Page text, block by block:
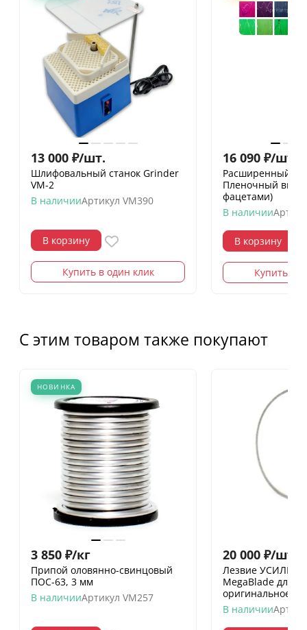
13 000 ₽/шт.
Шлифовальный станок Grinder
VM-2
В наличииАртикул VM390
В корзину
Купить в один клик
16 090 ₽/шт.
Расширенный
Пленочный
фацетами)
В наличии
В корзину
Купить в
С этим товаром также покупают
НОВИНКА
3 850 ₽/кг
Припой оловянно-свинцовый
ПОС-63, 3 мм
В наличииАртикул VM257
20 000 ₽/шт.
Лезвие
MegaBlade для
оригинальное
В наличии